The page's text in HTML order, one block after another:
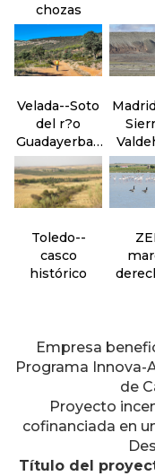
chozas
Velada--Soto
del r?o
Guadayerbas
y Arenales
del Bald?o
Toledo--
casco
histórico
Empresa
Programa Innova-
de
Proyecto
cofinanciada en
Título del